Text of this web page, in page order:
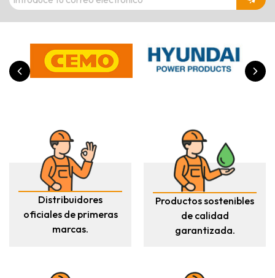
Distribuidores
oficiales de primeras
marcas.
Productos sostenibles
de calidad
garantizada.